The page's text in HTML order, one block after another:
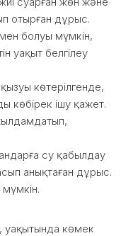
отырған дұрыс.
болуы мүмкін,
уақыт белгілеу
көтерілгенде,
көбірек ішу қажет.
су қабылдау
анықтаған дұрыс.
мүмкін.
уақытында көмек